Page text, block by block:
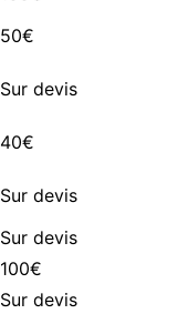
50€
Sur devis
40€
Sur devis
Sur devis
100€
Sur devis